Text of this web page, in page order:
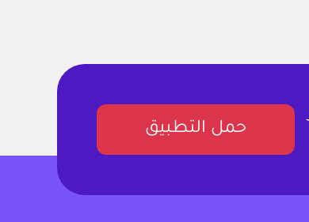
حمل التطبيق